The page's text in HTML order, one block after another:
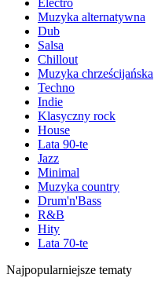
Electro
Muzyka alternatywna
Dub
Salsa
Chillout
Muzyka chrześcijańska
Techno
Indie
Klasyczny rock
House
Lata 90-te
Jazz
Minimal
Muzyka country
Drum'n'Bass
R&B
Hity
Lata 70-te
Najpopularniejsze tematy